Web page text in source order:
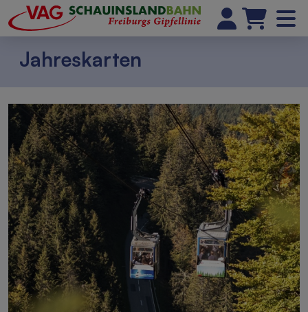
Jahreskarten